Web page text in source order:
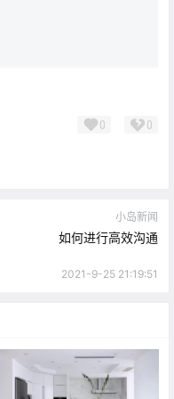
0 0
小岛新闻
如何进行高效沟通
2021-9-25 21:19:51